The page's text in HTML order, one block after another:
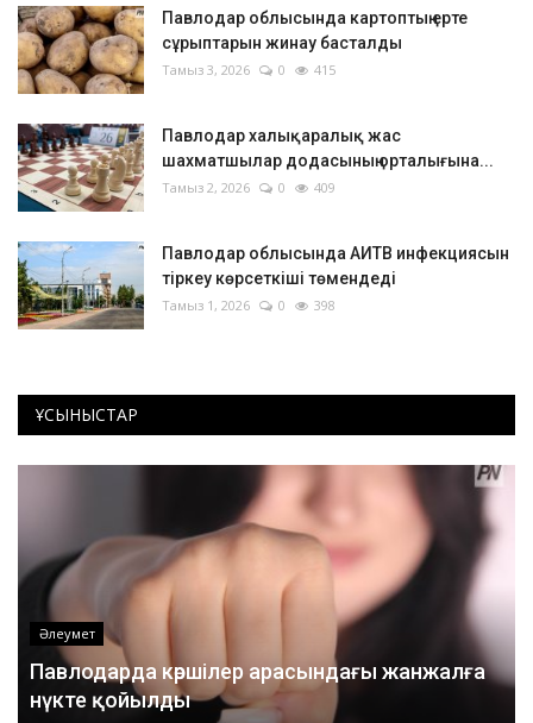
Павлодар облысында картоптың ерте
сұрыптарын жинау басталды
Тамыз 3, 2026 0 415
Павлодар халықаралық жас
шахматшылар додасының орталығына...
Тамыз 2, 2026 0 409
Павлодар облысында АИТВ инфекциясын
тіркеу көрсеткіші төмендеді
Тамыз 1, 2026 0 398
ҰСЫНЫСТАР
Әлеумет
Павлодарда көршілер арасындағы жанжалға
нүкте қойылды